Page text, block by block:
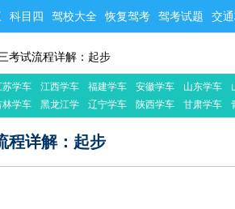
科目四 驾校大全 恢复驾考 驾考试题 交
考试流程详解：起步
苏学车 江西学车 福建学车 安徽学车 山东学车
林学车
黑龙江学
辽宁学车 陕西学车 甘肃学车
程详解：起步